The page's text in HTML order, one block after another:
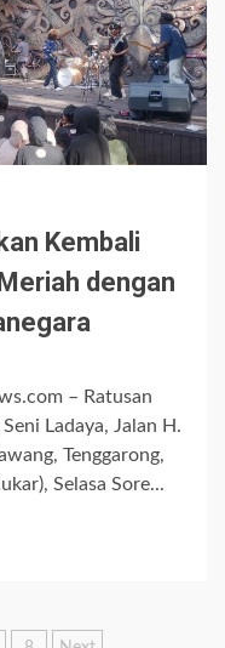
Kembali
dengan
– Ratusan
Ladaya, Jalan H.
Tenggarong,
Selasa Sore...